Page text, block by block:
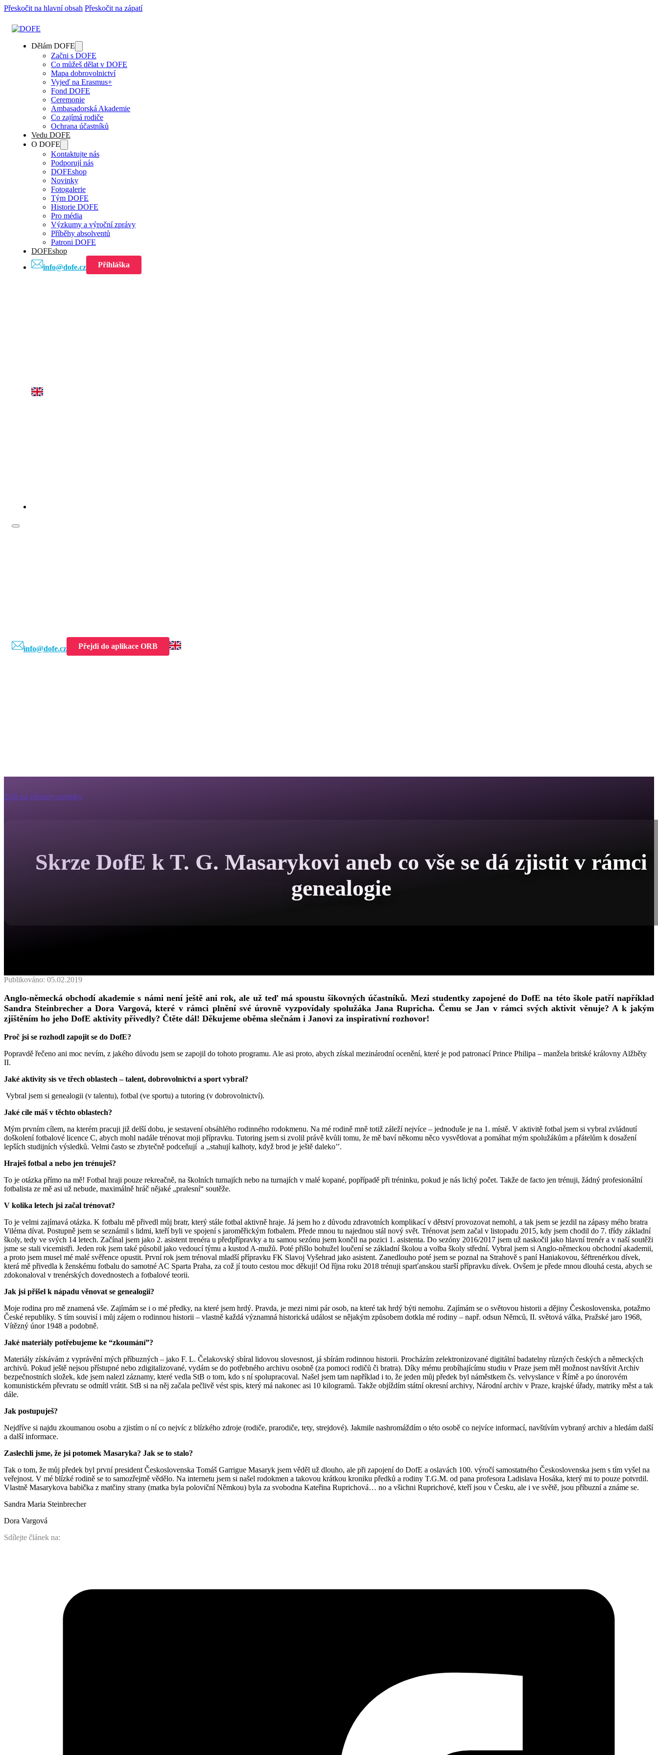
Přeskočit na hlavní obsah Přeskočit na zápatí
Dělám DOFE
Začni s DOFE
Co můžeš dělat v DOFE
Mapa dobrovolnictví
Vyjeď na Erasmus+
Fond DOFE
Ceremonie
Ambasadorská Akademie
Co zajímá rodiče
Ochrana účastníků
Vedu DOFE
O DOFE
Kontaktujte nás
Podporují nás
DOFEshop
Novinky
Fotogalerie
Tým DOFE
Historie DOFE
Pro média
Výzkumy a výroční zprávy
Příběhy absolventů
Patroni DOFE
DOFEshop
info@dofe.cz
Přihláška
info@dofe.cz Přejdi do aplikace ORB
Zpět na všechny novinky
Skrze DofE k T. G. Masarykovi aneb co vše se dá zjistit v rámci
genealogie
Publikováno: 05.02.2019
Anglo-německá obchodí akademie s námi není ještě ani rok, ale už teď má spoustu šikovných účastníků. Mezi studentky zapojené do DofE na této škole patří například
Sandra Steinbrecher a Dora Vargová, které v rámci plnění své úrovně vyzpovídaly spolužáka Jana Rupricha. Čemu se Jan v rámci svých aktivit věnuje? A k jakým
zjištěním ho jeho DofE aktivity přivedly? Čtěte dál! Děkujeme oběma slečnám i Janovi za inspirativní rozhovor!
Proč jsi se rozhodl zapojit se do DofE?
Popravdě řečeno ani moc nevím, z jakého důvodu jsem se zapojil do tohoto programu. Ale asi proto, abych získal mezinárodní ocenění, které je pod patronací Prince Philipa – manžela britské královny Alžběty
II.
Jaké aktivity sis ve třech oblastech – talent, dobrovolnictví a sport vybral?
Vybral jsem si genealogii (v talentu), fotbal (ve sportu) a tutoring (v dobrovolnictví).
Jaké cíle máš v těchto oblastech?
Mým prvním cílem, na kterém pracuji již delší dobu, je sestavení obsáhlého rodinného rodokmenu. Na mé rodině mně totiž záleží nejvíce – jednoduše je na 1. místě. V aktivitě fotbal jsem si vybral zvládnutí
doškolení fotbalové licence C, abych mohl nadále trénovat moji přípravku. Tutoring jsem si zvolil právě kvůli tomu, že mě baví někomu něco vysvětlovat a pomáhat mým spolužákům a přátelům k dosažení
lepších studijních výsledků. Velmi často se zbytečně podceňují a ,,stahují kalhoty, když brod je ještě daleko’’.
Hraješ fotbal a nebo jen trénuješ?
To je otázka přímo na mě! Fotbal hraji pouze rekreačně, na školních turnajích nebo na turnajích v malé kopané, popřípadě při tréninku, pokud je nás lichý počet. Takže de facto jen trénuji, žádný profesionální
fotbalista ze mě asi už nebude, maximálně hráč nějaké „pralesní“ soutěže.
V kolika letech jsi začal trénovat?
To je velmi zajímavá otázka. K fotbalu mě přivedl můj bratr, který stále fotbal aktivně hraje. Já jsem ho z důvodu zdravotních komplikací v dětství provozovat nemohl, a tak jsem se jezdil na zápasy mého bratra
Viléma dívat. Postupně jsem se seznámil s lidmi, kteří byli ve spojení s jaroměřickým fotbalem. Přede mnou tu najednou stál nový svět. Trénovat jsem začal v listopadu 2015, kdy jsem chodil do 7. třídy základní
školy, tedy ve svých 14 letech. Začínal jsem jako 2. asistent trenéra u předpřípravky a tu samou sezónu jsem končil na pozici 1. asistenta. Do sezóny 2016/2017 jsem už naskočil jako hlavní trenér a v naší soutěži
jsme se stali vicemistři. Jeden rok jsem také působil jako vedoucí týmu a kustod A-mužů. Poté přišlo bohužel loučení se základní školou a volba školy střední. Vybral jsem si Anglo-německou obchodní akademii,
a proto jsem musel mé malé svěřence opustit. První rok jsem trénoval mladší přípravku FK Slavoj Vyšehrad jako asistent. Zanedlouho poté jsem se poznal na Strahově s paní Haniakovou, šéftrenérkou dívek,
která mě přivedla k ženskému fotbalu do samotné AC Sparta Praha, za což jí touto cestou moc děkuji! Od října roku 2018 trénuji sparťanskou starší přípravku dívek. Ovšem je přede mnou dlouhá cesta, abych se
zdokonaloval v trenérských dovednostech a fotbalové teorii.
Jak jsi přišel k nápadu věnovat se genealogii?
Moje rodina pro mě znamená vše. Zajímám se i o mé předky, na které jsem hrdý. Pravda, je mezi nimi pár osob, na které tak hrdý býti nemohu. Zajímám se o světovou historii a dějiny Československa, potažmo
České republiky. S tím souvisí i můj zájem o rodinnou historii – vlastně každá významná historická událost se nějakým způsobem dotkla mé rodiny – např. odsun Němců, II. světová válka, Pražské jaro 1968,
Vítězný únor 1948 a podobně.
Jaké materiály potřebujeme ke “zkoumání”?
Materiály získávám z vyprávění mých příbuzných – jako F. L. Čelakovský sbíral lidovou slovesnost, já sbírám rodinnou historii. Procházím zelektronizované digitální badatelny různých českých a německých
archivů. Pokud ještě nejsou přístupné nebo zdigitalizované, vydám se do potřebného archivu osobně (za pomoci rodičů či bratra). Díky mému probíhajícímu studiu v Praze jsem měl možnost navštívit Archiv
bezpečnostních složek, kde jsem nalezl záznamy, které vedla StB o tom, kdo s ní spolupracoval. Našel jsem tam například i to, že jeden můj předek byl náměstkem čs. velvyslance v Římě a po únorovém
komunistickém převratu se odmítl vrátit. StB si na něj začala pečlivě vést spis, který má nakonec asi 10 kilogramů. Takže objíždím státní okresní archivy, Národní archiv v Praze, krajské úřady, matriky měst a tak
dále.
Jak postupuješ?
Nejdříve si najdu zkoumanou osobu a zjistím o ní co nejvíc z blízkého zdroje (rodiče, prarodiče, tety, strejdové). Jakmile nashromáždím o této osobě co nejvíce informací, navštívím vybraný archiv a hledám další
a další informace.
Zaslechli jsme, že jsi potomek Masaryka? Jak se to stalo?
Tak o tom, že můj předek byl první president Československa Tomáš Garrigue Masaryk jsem věděl už dlouho, ale při zapojení do DofE a oslavách 100. výročí samostatného Československa jsem s tím vyšel na
veřejnost. V mé blízké rodině se to samozřejmě vědělo. Na internetu jsem si našel rodokmen a takovou krátkou kroniku předků a rodiny T.G.M. od pana profesora Ladislava Hosáka, který mi to pouze potvrdil.
Vlastně Masarykova babička z matčiny strany (matka byla poloviční Němkou) byla za svobodna Kateřina Ruprichová… no a všichni Ruprichové, kteří jsou v Česku, ale i ve světě, jsou příbuzní a známe se.
Sandra Maria Steinbrecher
Dora Vargová
Sdílejte článek na: